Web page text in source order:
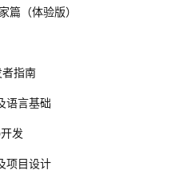
从DWARF到堆栈解析
解析 token
篇（体验版）
指南
语言基础
发
项目设计